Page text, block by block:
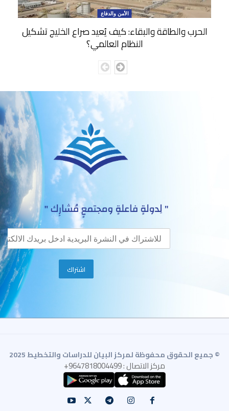
الأمن والدفاع
الحرب والطاقة والبقاء: كيف يُعيد صراع الخليج تشكيل
النظام العالمي؟
© جميع الحقوق محفوظة لمركز البيان للدراسات والتخطيط 2025
مركز الاتصال : 9647818004499+